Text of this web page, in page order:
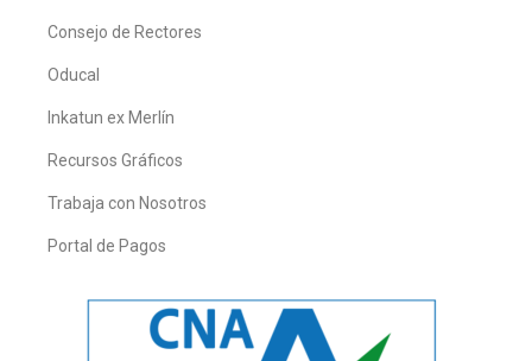
Consejo de Rectores
Oducal
Inkatun ex Merlín
Recursos Gráficos
Trabaja con Nosotros
Portal de Pagos